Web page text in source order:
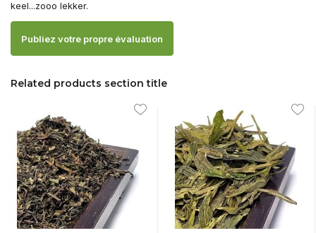
keel...zooo lekker.
Publiez votre propre évaluation
Related products section title